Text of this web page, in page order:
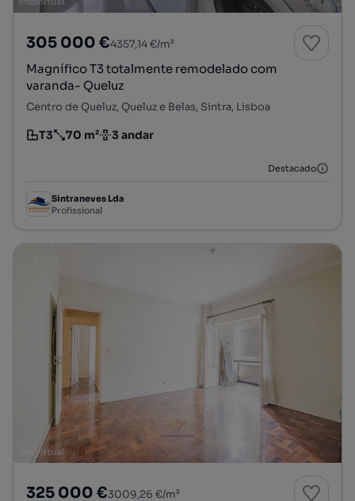
305 000 €4357,14 €/m²
Magnífico T3 totalmente remodelado com
varanda- Queluz
Centro de Queluz, Queluz e Belas, Sintra, Lisboa
Tipologia
T3
Preço por metro quadrado
70 m²
Andar 3 andar
Destacado
Sintraneves Lda
Profissional
325 000 €3009,26 €/m²